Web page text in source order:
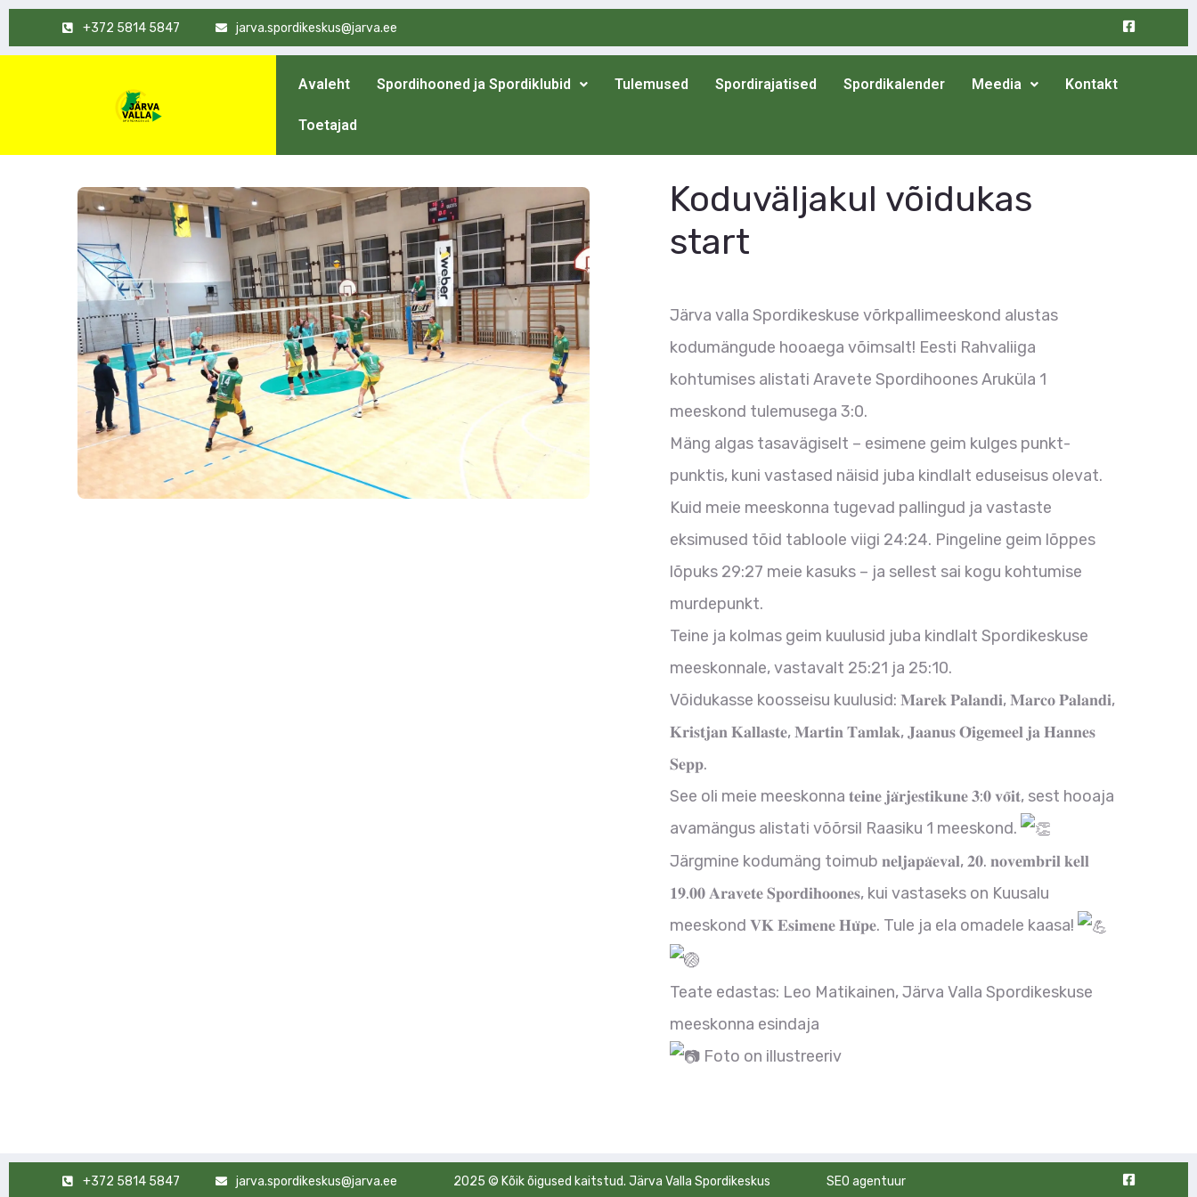
+372 5814 5847 jarva.spordikeskus@jarva.ee
Avaleht Spordihooned ja Spordiklubid Tulemused Spordirajatised Spordikalender Meedia Kontakt
Toetajad
Koduväljakul võidukas
start
Järva valla Spordikeskuse võrkpallimeeskond alustas
kodumängude hooaega võimsalt! Eesti Rahvaliiga
kohtumises alistati Aravete Spordihoones Aruküla 1
meeskond tulemusega 3:0.
Mäng algas tasavägiselt – esimene geim kulges punkt-
punktis, kuni vastased näisid juba kindlalt eduseisus olevat.
Kuid meie meeskonna tugevad pallingud ja vastaste
eksimused tõid tabloole viigi 24:24. Pingeline geim lõppes
lõpuks 29:27 meie kasuks – ja sellest sai kogu kohtumise
murdepunkt.
Teine ja kolmas geim kuulusid juba kindlalt Spordikeskuse
meeskonnale, vastavalt 25:21 ja 25:10.
Võidukasse koosseisu kuulusid: 𝐌𝐚𝐫𝐞𝐤 𝐏𝐚𝐥𝐚𝐧𝐝𝐢, 𝐌𝐚𝐫𝐜𝐨 𝐏𝐚𝐥𝐚𝐧𝐝𝐢,
𝐊𝐫𝐢𝐬𝐭𝐣𝐚𝐧 𝐊𝐚𝐥𝐥𝐚𝐬𝐭𝐞, 𝐌𝐚𝐫𝐭𝐢𝐧 𝐓𝐚𝐦𝐥𝐚𝐤, 𝐉𝐚𝐚𝐧𝐮𝐬 𝐎̃𝐢𝐠𝐞𝐦𝐞𝐞𝐥 𝐣𝐚 𝐇𝐚𝐧𝐧𝐞𝐬
𝐒𝐞𝐩𝐩.
See oli meie meeskonna 𝐭𝐞𝐢𝐧𝐞 𝐣𝐚̈𝐫𝐣𝐞𝐬𝐭𝐢𝐤𝐮𝐧𝐞 𝟑:𝟎 𝐯𝐨̃𝐢𝐭, sest hooaja
avamängus alistati võõrsil Raasiku 1 meeskond.
Järgmine kodumäng toimub 𝐧𝐞𝐥𝐣𝐚𝐩𝐚̈𝐞𝐯𝐚𝐥, 𝟐𝟎. 𝐧𝐨𝐯𝐞𝐦𝐛𝐫𝐢𝐥 𝐤𝐞𝐥𝐥
𝟏𝟗.𝟎𝟎 𝐀𝐫𝐚𝐯𝐞𝐭𝐞 𝐒𝐩𝐨𝐫𝐝𝐢𝐡𝐨𝐨𝐧𝐞𝐬, kui vastaseks on Kuusalu
meeskond 𝐕𝐊 𝐄𝐬𝐢𝐦𝐞𝐧𝐞 𝐇𝐮̈𝐩𝐞. Tule ja ela omadele kaasa!
Teate edastas: Leo Matikainen, Järva Valla Spordikeskuse
meeskonna esindaja
Foto on illustreeriv
+372 5814 5847 jarva.spordikeskus@jarva.ee 2025 © Kõik õigused kaitstud. Järva Valla Spordikeskus SEO agentuur